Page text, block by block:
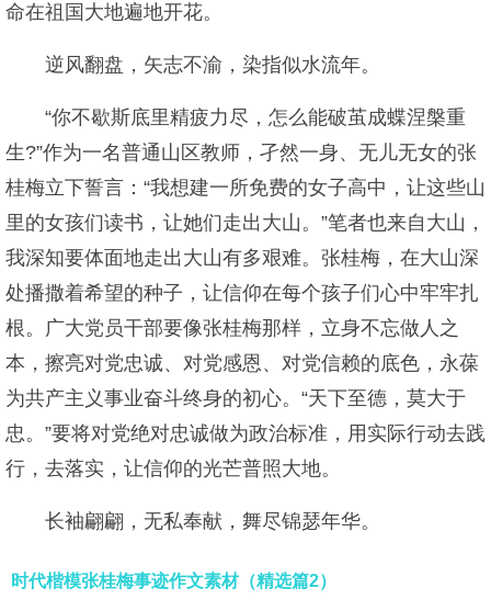
命在祖国大地遍地开花。
逆风翻盘，矢志不渝，染指似水流年。
“你不歇斯底里精疲力尽，怎么能破茧成蝶涅槃重
生?”作为一名普通山区教师，孑然一身、无儿无女的张
桂梅立下誓言：“我想建一所免费的女子高中，让这些山
里的女孩们读书，让她们走出大山。”笔者也来自大山，
我深知要体面地走出大山有多艰难。张桂梅，在大山深
处播撒着希望的种子，让信仰在每个孩子们心中牢牢扎
根。广大党员干部要像张桂梅那样，立身不忘做人之
本，擦亮对党忠诚、对党感恩、对党信赖的底色，永葆
为共产主义事业奋斗终身的初心。“天下至德，莫大于
忠。”要将对党绝对忠诚做为政治标准，用实际行动去践
行，去落实，让信仰的光芒普照大地。
长袖翩翩，无私奉献，舞尽锦瑟年华。
时代楷模张桂梅事迹作文素材（精选篇2）